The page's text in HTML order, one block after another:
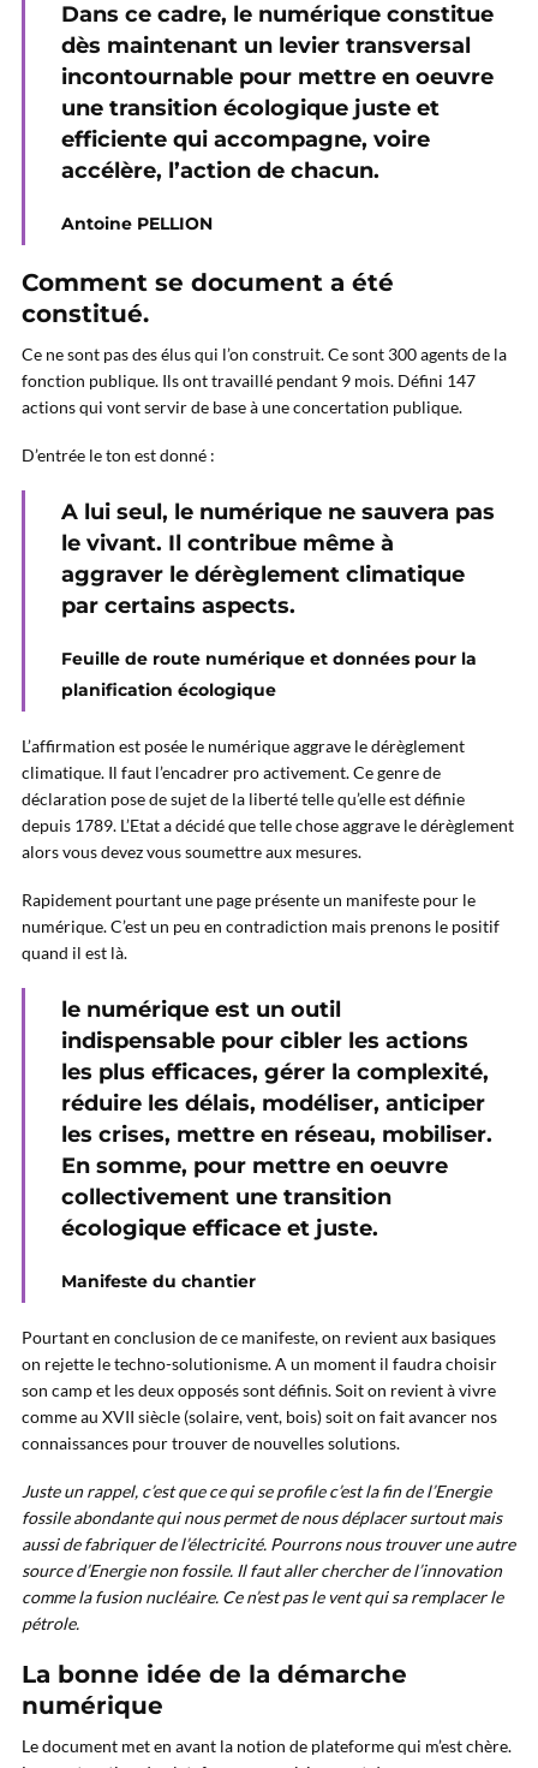
Dans ce cadre, le numérique constitue
dès maintenant un levier transversal
incontournable pour mettre en oeuvre
une transition écologique juste et
efficiente qui accompagne, voire
accélère, l’action de chacun.
Antoine PELLION
Comment se document a été
constitué.
Ce ne sont pas des élus qui l’on construit. Ce sont 300 agents de la
fonction publique. Ils ont travaillé pendant 9 mois. Défini 147
actions qui vont servir de base à une concertation publique.
D’entrée le ton est donné :
A lui seul, le numérique ne sauvera pas
le vivant. Il contribue même à
aggraver le dérèglement climatique
par certains aspects.
Feuille de route numérique et données pour la
planification écologique
L’affirmation est posée le numérique aggrave le dérèglement
climatique. Il faut l’encadrer pro activement. Ce genre de
déclaration pose de sujet de la liberté telle qu’elle est définie
depuis 1789. L’Etat a décidé que telle chose aggrave le dérèglement
alors vous devez vous soumettre aux mesures.
Rapidement pourtant une page présente un manifeste pour le
numérique. C’est un peu en contradiction mais prenons le positif
quand il est là.
le numérique est un outil
indispensable pour cibler les actions
les plus efficaces, gérer la complexité,
réduire les délais, modéliser, anticiper
les crises, mettre en réseau, mobiliser.
En somme, pour mettre en oeuvre
collectivement une transition
écologique efficace et juste.
Manifeste du chantier
Pourtant en conclusion de ce manifeste, on revient aux basiques
on rejette le techno-solutionisme. A un moment il faudra choisir
son camp et les deux opposés sont définis. Soit on revient à vivre
comme au XVII siècle (solaire, vent, bois) soit on fait avancer nos
connaissances pour trouver de nouvelles solutions.
Juste un rappel, c’est que ce qui se profile c’est la fin de l’Energie
fossile abondante qui nous permet de nous déplacer surtout mais
aussi de fabriquer de l’électricité. Pourrons nous trouver une autre
source d’Energie non fossile. Il faut aller chercher de l’innovation
comme la fusion nucléaire. Ce n’est pas le vent qui sa remplacer le
pétrole.
La bonne idée de la démarche
numérique
Le document met en avant la notion de plateforme qui m’est chère.